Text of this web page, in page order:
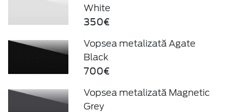
White
350€
Vopsea metalizată Agate
Black
700€
Vopsea metalizată Magnetic
Grey